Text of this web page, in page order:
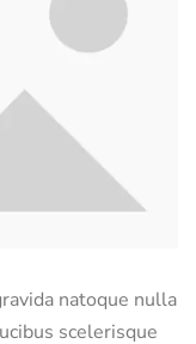
natoque nulla
scelerisque